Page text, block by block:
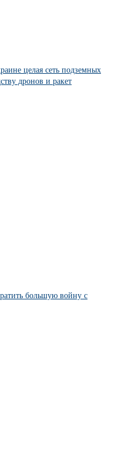
целая сеть подземных
дронов и ракет
большую войну с